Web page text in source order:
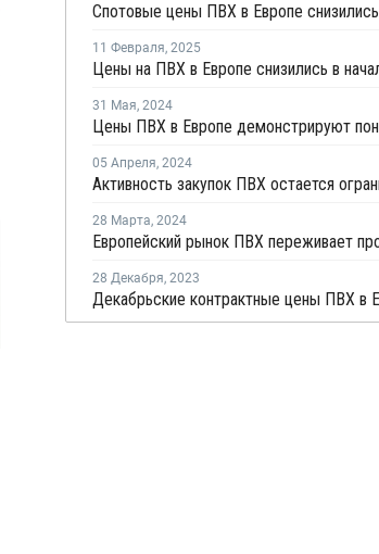
Спотовые цены ПВХ в Европе снизились
11 Февраля, 2025
31 Мая, 2024
05 Апреля, 2024
28 Марта, 2024
28 Декабря, 2023